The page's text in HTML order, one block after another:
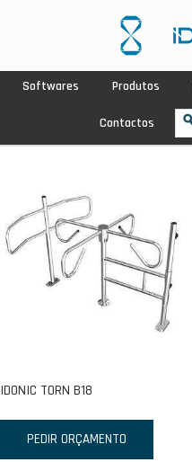
Softwares Produtos
Contactos
IDONIC TORN B18
PEDIR ORÇAMENTO